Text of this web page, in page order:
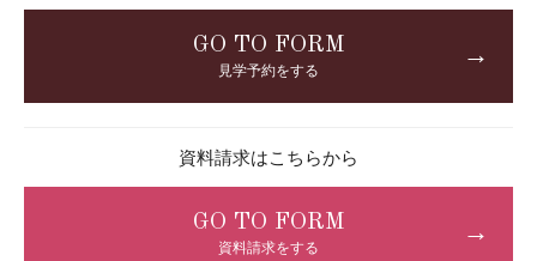
GO TO FORM
見学予約をする
→
資料請求はこちらから
GO TO FORM
資料請求をする
→